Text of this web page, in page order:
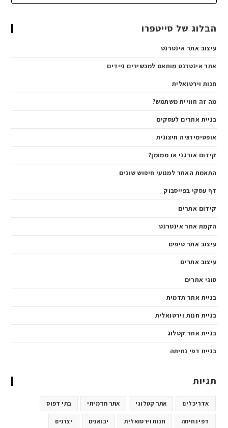
הבלוג של סייטפרו
עיצוב אתר אינטרנט
אתר אינטרנט מותאם למכשירים ניידים
חנות וירטואלית
מה זה חוויית משתמש?
בניית אתרים לעסקים
אופטימיזציה חיצונית
קידום אורגני או ממומן?
התאמת האתר למנועי חיפוש שונים
דף עסקי בפייסבוק
קידום אתרים
הקמת אתר אינטרנט
עיצוב אתר טיפים
עיצוב אתרים
סוגי אתרים
בניית אתר תדמית
בניית חנות וירטואלית
בניית אתר קטלוג
בניית דפי נחיתה
תגיות
אדריכלים אתר קטלוגי אתר תדמיתי בתי דפוס
דפי נחיתה חנות וירטואלית יבואנים יצרנים